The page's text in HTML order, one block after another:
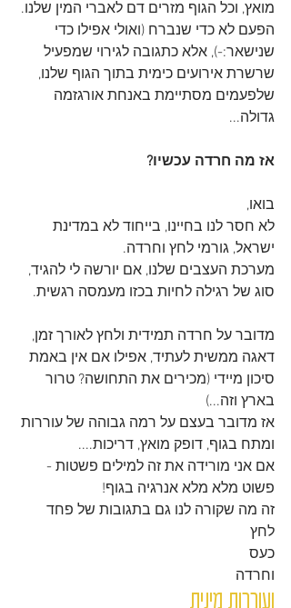
מואץ, וכל הגוף מזרים דם לאברי המין שלנו.
הפעם לא כדי שנברח (ואולי אפילו כדי
שנישאר:-), אלא כתגובה לגירוי שמפעיל
שרשרת אירועים כימית בתוך הגוף שלנו,
שלפעמים מסתיימת באנחת אורגזמה
גדולה...
אז מה חרדה עכשיו?
בואו,
לא חסר לנו בחיינו, בייחוד לא במדינת
ישראל, גורמי לחץ וחרדה.
מערכת העצבים שלנו, אם יורשה לי להגיד,
סוג של רגילה לחיות בכזו מעמסה רגשית.
מדובר על חרדה תמידית ולחץ לאורך זמן,
דאגה ממשית לעתיד, אפילו אם אין באמת
סיכון מיידי (מכירים את התחושה? טרור
בארץ וזה...)
אז מדובר בעצם על רמה גבוהה של עוררות
ומתח בגוף, דופק מואץ, דריכות....
אם אני מורידה את זה למילים פשטות -
פשוט מלא מלא אנרגיה בגוף!
זה מה שקורה לנו גם בתגובות של פחד
לחץ
כעס
וחרדה
ועוררות מינית